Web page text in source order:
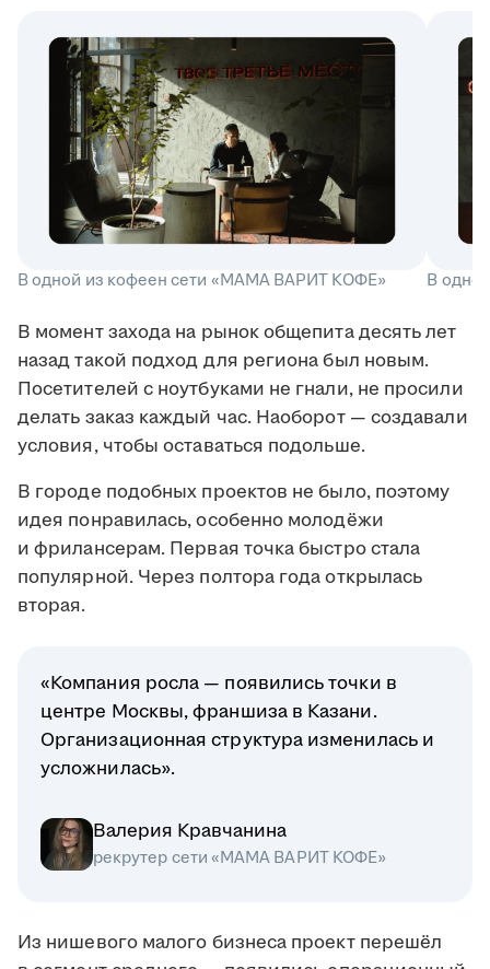
В одной из кофеен сети «МАМА ВАРИТ КОФЕ» В
В момент захода на рынок общепита десять лет
назад такой подход для региона был новым.
Посетителей с ноутбуками не гнали, не просили
делать заказ каждый час. Наоборот — создавали
условия, чтобы оставаться подольше.
В городе подобных проектов не было, поэтому
идея понравилась, особенно молодёжи
и фрилансерам. Первая точка быстро стала
популярной. Через полтора года открылась
вторая.
«Компания росла — появились точки в
центре Москвы, франшиза в Казани.
Организационная структура изменилась и
усложнилась».
Валерия Кравчанина
рекрутер сети «МАМА ВАРИТ КОФЕ»
Из нишевого малого бизнеса проект перешёл